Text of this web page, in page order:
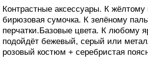
Контрастные аксессуары. К
бирюзовая сумочка. К зелёному
перчатки.Базовые цвета. К любому
подойдёт бежевый, серый или
розовый костюм + серебристая